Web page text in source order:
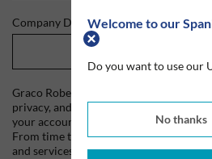
Welcome to our
Do you want to use our
No thanks
Company Domain*
Graco Roberts is committed to
privacy, and we'll only use your
your account and to provide the
From time to time, we would like to
and services, as well as other content